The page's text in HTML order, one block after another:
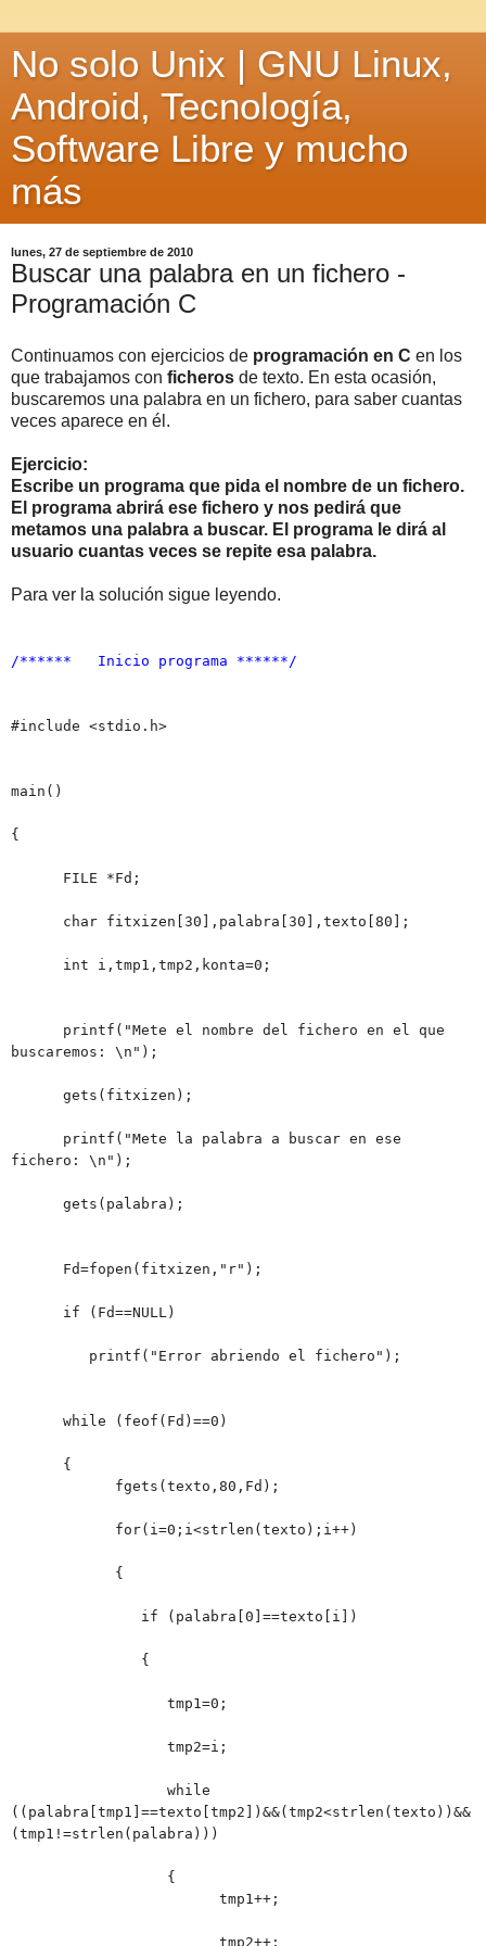
No solo Unix | GNU Linux,
Android, Tecnología,
Software Libre y mucho
más
lunes, 27 de septiembre de 2010
Buscar una palabra en un fichero -
Programación C
Continuamos con ejercicios de programación en C en los
que trabajamos con ficheros de texto. En esta ocasión,
buscaremos una palabra en un fichero, para saber cuantas
veces aparece en él.
Ejercicio:
Escribe un programa que pida el nombre de un fichero.
El programa abrirá ese fichero y nos pedirá que
metamos una palabra a buscar. El programa le dirá al
usuario cuantas veces se repite esa palabra.
Para ver la solución sigue leyendo.
/****** Inicio programa ******/
#include <stdio.h>
main()
{
FILE *Fd;
char fitxizen[30],palabra[30],texto[80];
int i,tmp1,tmp2,konta=0;
printf("Mete el nombre del fichero en el que
buscaremos: \n");
gets(fitxizen);
printf("Mete la palabra a buscar en ese
fichero: \n");
gets(palabra);
Fd=fopen(fitxizen,"r");
if (Fd==NULL)
printf("Error abriendo el fichero");
while (feof(Fd)==0)
{
fgets(texto,80,Fd);
for(i=0;i<strlen(texto);i++)
{
if (palabra[0]==texto[i])
{
tmp1=0;
tmp2=i;
while
((palabra[tmp1]==texto[tmp2])&&(tmp2<strlen(texto))&&
(tmp1!=strlen(palabra)))
{
tmp1++;
tmp2++;